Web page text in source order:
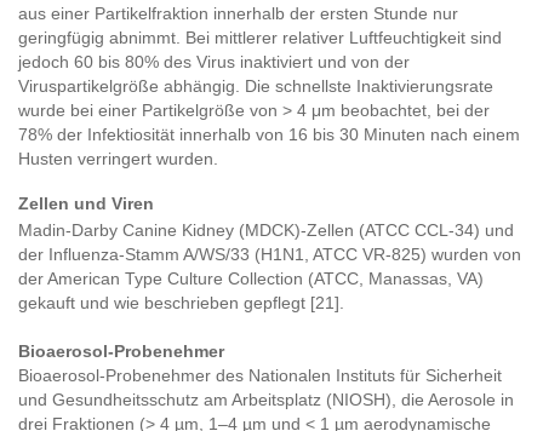
aus einer Partikelfraktion innerhalb der ersten Stunde nur
geringfügig abnimmt. Bei mittlerer relativer Luftfeuchtigkeit sind
jedoch 60 bis 80% des Virus inaktiviert und von der
Viruspartikelgröße abhängig. Die schnellste Inaktivierungsrate
wurde bei einer Partikelgröße von > 4 μm beobachtet, bei der
78% der Infektiosität innerhalb von 16 bis 30 Minuten nach einem
Husten verringert wurden.
Zellen und Viren
Madin-Darby Canine Kidney (MDCK)-Zellen (ATCC CCL-34) und
der Influenza-Stamm A/WS/33 (H1N1, ATCC VR-825) wurden von
der American Type Culture Collection (ATCC, Manassas, VA)
gekauft und wie beschrieben gepflegt [21].
Bioaerosol-Probenehmer
Bioaerosol-Probenehmer des Nationalen Instituts für Sicherheit
und Gesundheitsschutz am Arbeitsplatz (NIOSH), die Aerosole in
drei Fraktionen (> 4 µm, 1–4 µm und < 1 µm aerodynamische